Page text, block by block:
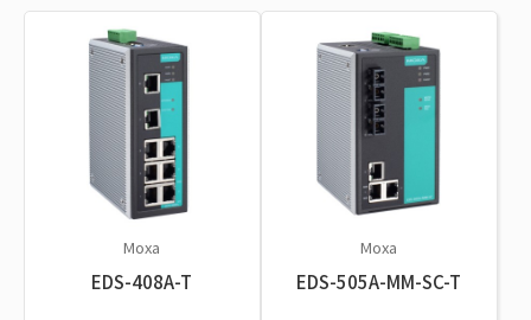
Moxa
EDS-408A-T
Moxa
EDS-505A-MM-SC-T